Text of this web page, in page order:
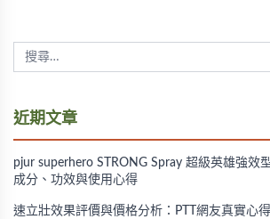
近期文章
pjur superhero STRONG Spray 超級英雄強效
成分、功效與使用心得
速立壯效果評價與價格分析：PTT網友真實心